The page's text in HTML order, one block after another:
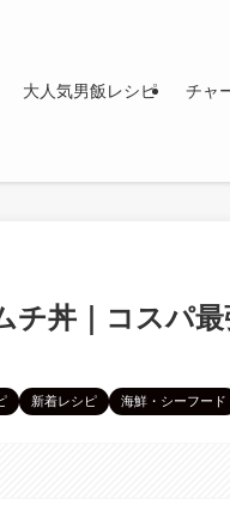
大人気男飯レシピ チャ
チ丼｜コスパ
新着レシピ 海鮮・シーフード